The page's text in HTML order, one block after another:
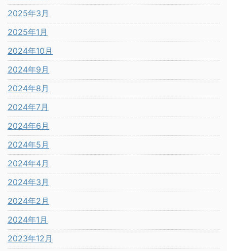
2025年3月
2025年1月
2024年10月
2024年9月
2024年8月
2024年7月
2024年6月
2024年5月
2024年4月
2024年3月
2024年2月
2024年1月
2023年12月